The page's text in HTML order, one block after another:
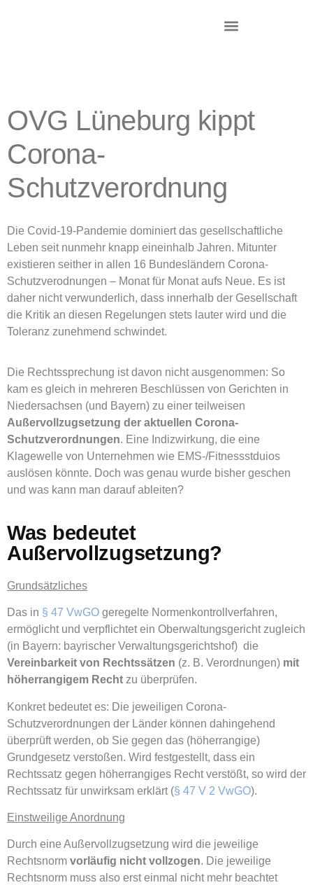
OVG Lüneburg kippt
Corona-
Schutzverordnung
Die Covid-19-Pandemie dominiert das gesellschaftliche
Leben seit nunmehr knapp eineinhalb Jahren. Mitunter
existieren seither in allen 16 Bundesländern Corona-
Schutzverodnungen – Monat für Monat aufs Neue. Es ist
daher nicht verwunderlich, dass innerhalb der Gesellschaft
die Kritik an diesen Regelungen stets lauter wird und die
Toleranz zunehmend schwindet.
Die Rechtssprechung ist davon nicht ausgenommen: So
kam es gleich in mehreren Beschlüssen von Gerichten in
Niedersachsen (und Bayern) zu einer teilweisen
Außervollzugsetzung der aktuellen Corona-
Schutzverordnungen. Eine Indizwirkung, die eine
Klagewelle von Unternehmen wie EMS-/Fitnessstduios
auslösen könnte. Doch was genau wurde bisher geschen
und was kann man darauf ableiten?
Was bedeutet
Außervollzugsetzung?
Grundsätzliches
Das in § 47 VwGO geregelte Normenkontrollverfahren,
ermöglicht und verpflichtet ein Oberwaltungsgericht zugleich
(in Bayern: bayrischer Verwaltungsgerichtshof) die
Vereinbarkeit von Rechtssätzen (z. B. Verordnungen) mit
höherrangigem Recht zu überprüfen.
Konkret bedeutet es: Die jeweiligen Corona-
Schutzverordnungen der Länder können dahingehend
überprüft werden, ob Sie gegen das (höherrangige)
Grundgesetz verstoßen. Wird festgestellt, dass ein
Rechtssatz gegen höherrangiges Recht verstößt, so wird der
Rechtssatz für unwirksam erklärt (§ 47 V 2 VwGO).
Einstweilige Anordnung
Durch eine Außervollzugsetzung wird die jeweilige
Rechtsnorm vorläufig nicht vollzogen. Die jeweilige
Rechtsnorm muss also erst einmal nicht mehr beachtet